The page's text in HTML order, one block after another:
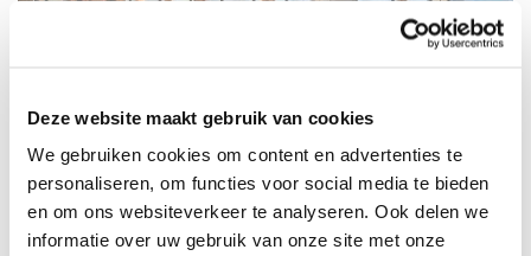
Deze website maakt gebruik van cookies
We gebruiken cookies om content en advertenties te
personaliseren, om functies voor social media te bieden
en om ons websiteverkeer te analyseren. Ook delen we
informatie over uw gebruik van onze site met onze
Ton benadrukte in zijn bijdrage dat waterbouw meer is dan
techniek en materieel alleen:“Waterbouw gaat niet alleen